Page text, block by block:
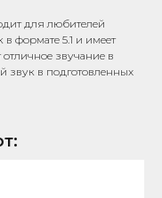
для любителей
в формате 5.1 и имеет
звучание в
звук в подготовленных